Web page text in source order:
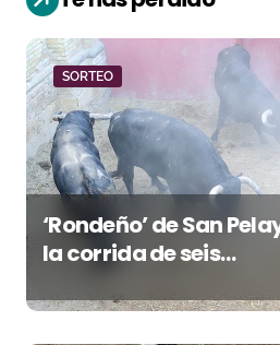
SORTEO
‘Rondeño’ de San
la corrida de seis
rejoneadores en El
Santa María esta